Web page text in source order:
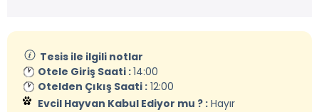
Tesis ile ilgili notlar
Otele Giriş Saati :14:00
Otelden Çıkış Saati : 12:00
Evcil Hayvan Kabul Ediyor mu ? : Hayır